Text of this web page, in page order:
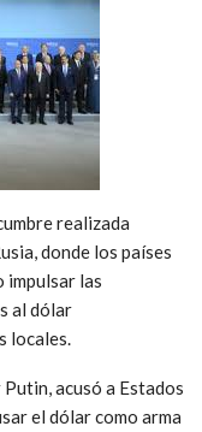
realizada
donde los países
impulsar las
al dólar
locales.
acusó a Estados
el dólar como arma